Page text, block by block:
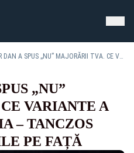
NICUȘOR DAN A SPUS „NU” MAJORĂRII TVA. CE VARIANTE A RESPINS COALIȚIA – TANCZOS BARNA DĂ CĂRȚILE PE FAȚĂ
„NU”
VARIANTE A
– TANCZOS
PE FAȚĂ